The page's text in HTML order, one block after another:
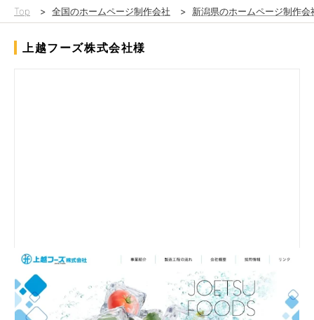
Top > 全国のホームページ制作会社 > 新潟県のホームページ制作会
上越フーズ株式会社様
この度は、採用活動に力を入れるため、新規ホームページの制作
をご依頼されました。重点を置いた採用情報ページには社員イン
タビューや勤務スケジュールを掲載し、求職者の興味を引くコン
テンツを充実させました。全体のデザインはお客様のご要望に沿